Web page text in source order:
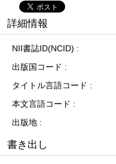
詳細情報
NII書誌ID(NCID)
出版国コード
タイトル言語コード
本文言語コード
出版地
書き出し